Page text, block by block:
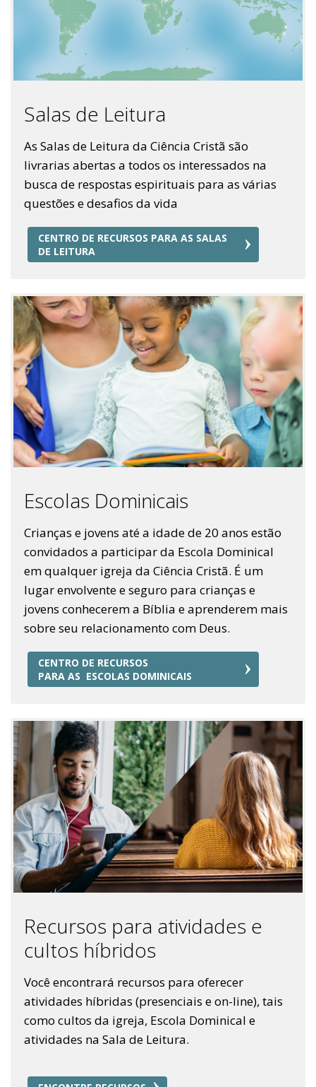
Salas de Leitura
As Salas de Leitura da Ciência Cristã são
livrarias abertas a todos os interessados na
busca de respostas espirituais para as várias
questões e desafios da vida
CENTRO DE RECURSOS PARA AS SALAS
DE LEITURA
Escolas Dominicais
Crianças e jovens até a idade de 20 anos estão
convidados a participar da Escola Dominical
em qualquer igreja da Ciência Cristã. É um
lugar envolvente e seguro para crianças e
jovens conhecerem a Bíblia e aprenderem mais
sobre seu relacionamento com Deus.
CENTRO DE RECURSOS
PARA AS ESCOLAS DOMINICAIS
Recursos para atividades e
cultos híbridos
Você encontrará recursos para oferecer
atividades híbridas (presenciais e on-line), tais
como cultos da igreja, Escola Dominical e
atividades na Sala de Leitura.